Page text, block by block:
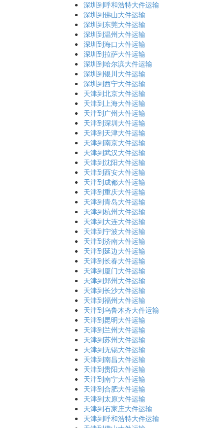
深圳到呼和浩特大件运输
深圳到佛山大件运输
深圳到东莞大件运输
深圳到温州大件运输
深圳到海口大件运输
深圳到拉萨大件运输
深圳到哈尔滨大件运输
深圳到银川大件运输
深圳到西宁大件运输
天津到北京大件运输
天津到上海大件运输
天津到广州大件运输
天津到深圳大件运输
天津到天津大件运输
天津到南京大件运输
天津到武汉大件运输
天津到沈阳大件运输
天津到西安大件运输
天津到成都大件运输
天津到重庆大件运输
天津到青岛大件运输
天津到杭州大件运输
天津到大连大件运输
天津到宁波大件运输
天津到济南大件运输
天津到延边大件运输
天津到长春大件运输
天津到厦门大件运输
天津到郑州大件运输
天津到长沙大件运输
天津到福州大件运输
天津到乌鲁木齐大件运输
天津到昆明大件运输
天津到兰州大件运输
天津到苏州大件运输
天津到无锡大件运输
天津到南昌大件运输
天津到贵阳大件运输
天津到南宁大件运输
天津到合肥大件运输
天津到太原大件运输
天津到石家庄大件运输
天津到呼和浩特大件运输